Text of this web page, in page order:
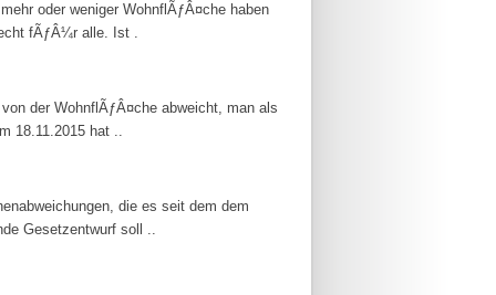
oder weniger WohnflÃƒÂ¤che haben
fÃƒÂ¼r alle. Ist .
der WohnflÃƒÂ¤che abweicht, man als
18.11.2015 hat ..
die es seit dem dem
Gesetzentwurf soll ..